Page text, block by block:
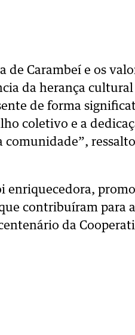
Carambeí e os
da herança cultural
de forma
coletivo e a
enriquecedora,
contribuíram para a
da